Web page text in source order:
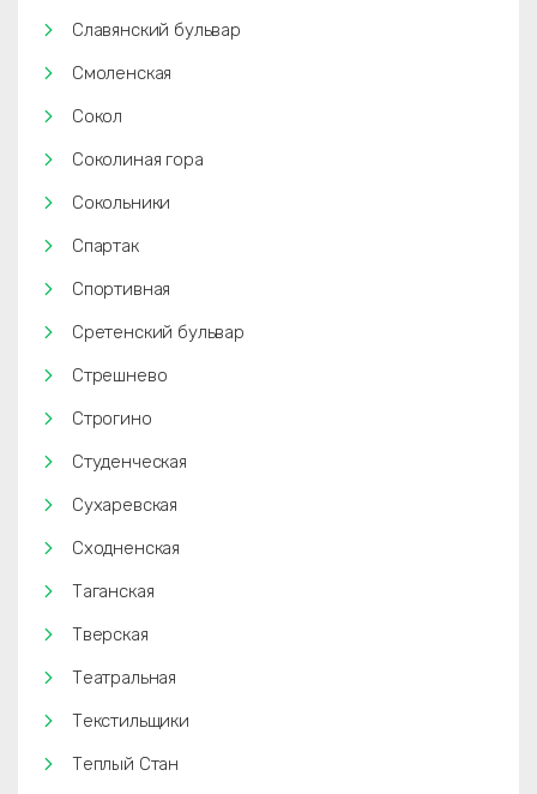
Славянский бульвар
Смоленская
Сокол
Соколиная гора
Сокольники
Спартак
Спортивная
Сретенский бульвар
Стрешнево
Строгино
Студенческая
Сухаревская
Сходненская
Таганская
Тверская
Театральная
Текстильщики
Теплый Стан